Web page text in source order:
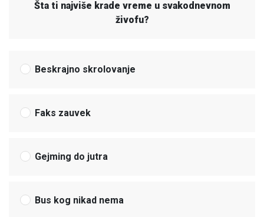
Šta ti najviše krade vreme u svakodnevnom
živofu?
Beskrajno skrolovanje
Faks zauvek
Gejming do jutra
Bus kog nikad nema